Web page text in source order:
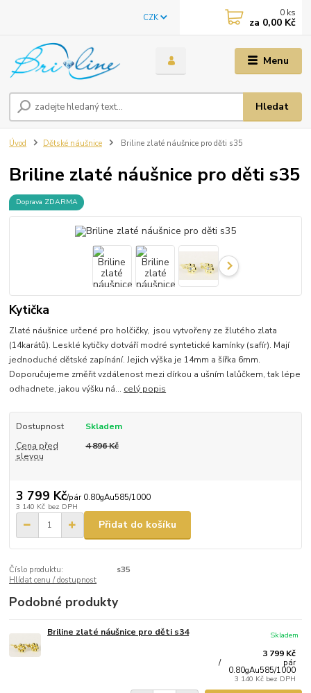
Menu
CZK
Hledat
0 ks
za 0,00 Kč
Úvod Dětské náušnice Briline zlaté náušnice pro děti s35
Briline zlaté náušnice pro děti s35
Doprava ZDARMA
Kytička
Zlaté náušnice určené pro holčičky, jsou vytvořeny ze žlutého zlata
(14karátů). Lesklé kytičky dotváří modré syntetické kamínky (safír). Mají
jednoduché dětské zapínání. Jejich výška je 14mm a šířka 6mm.
Doporučujeme změřit vzdálenost mezi dírkou a ušním lalůčkem, tak lépe
odhadnete, jakou výšku ná... celý popis
Dostupnost
Skladem
Cena před
slevou
4 896 Kč
3 799 Kč/pár 0.80gAu585/1000
3 140 Kč bez DPH
Přidat do košíku
Číslo produktu:
s35
Hlídat cenu / dostupnost
Podobné produkty
Briline zlaté náušnice pro děti s34
3 799 Kč
/ pár
0.80gAu585/1000
3 140 Kč bez DPH
Skladem